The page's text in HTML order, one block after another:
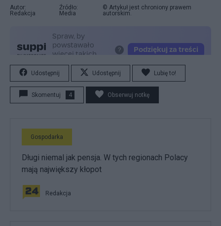
Autor:
Redakcja
Źródło:
Media
© Artykuł jest chroniony prawem
autorskim.
Udostępnij Udostępnij Lubię to!
Skomentuj 4 Obserwuj notkę
Gospodarka
Długi niemal jak pensja. W tych regionach Polacy
mają największy kłopot
Redakcja